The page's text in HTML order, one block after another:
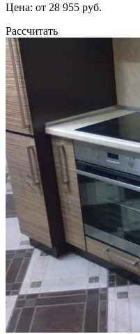
Цена: от 28 955 руб.
Рассчитать